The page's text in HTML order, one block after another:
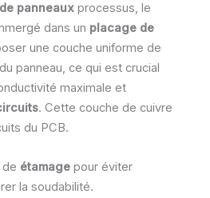
panneaux processus, le
dans un placage de
une couche uniforme de
panneau, ce qui est crucial
maximale et
. Cette couche de cuivre
du PCB.
étamage pour éviter
la soudabilité.